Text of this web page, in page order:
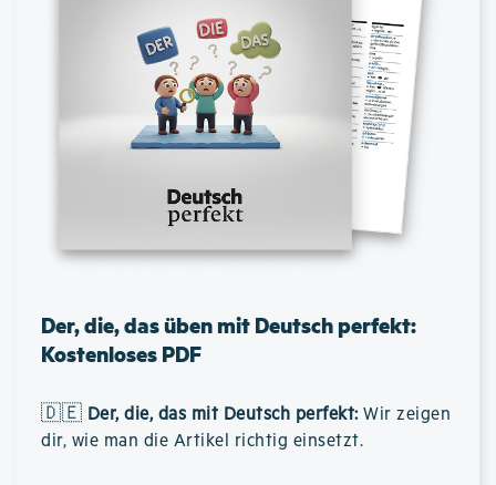
Der, die, das üben mit Deutsch perfekt:
Kostenloses PDF
🇩🇪 Der, die, das mit Deutsch perfekt: Wir zeigen
dir, wie man die Artikel richtig einsetzt.